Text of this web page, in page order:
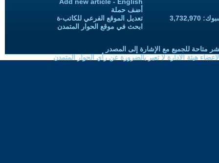
أضف حملة
تعديل الموقع الفرعي للكاتب-ة
ابحث في موقع الحوار المتمدن
متاحة للجميع مع الإشارة إلى المصدر
هيئة الادارة لا تعبر بالضرورة عن رأي الحوار المتمدن